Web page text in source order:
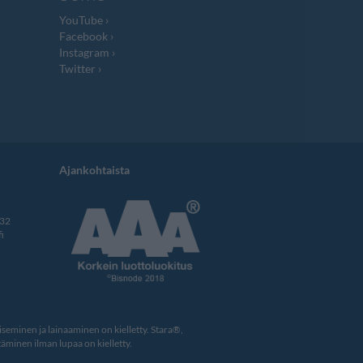
YouTube
Facebook
Instagram
Twitter
Ajankohtaista
ja lainaaminen on kielletty. Stara®,
ilman lupaa on kielletty.